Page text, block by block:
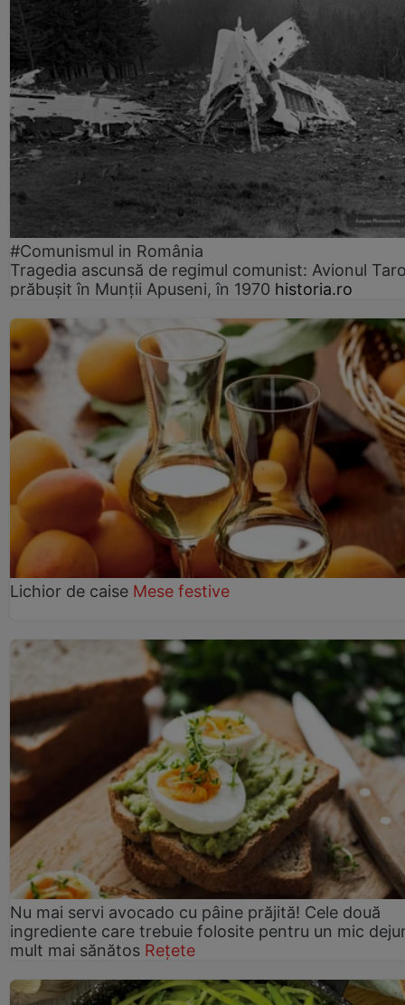
#Comunismul in România
Tragedia ascunsă de regimul comunist: Avionul
prăbușit în Munții Apuseni, în 1970 historia.ro
Lichior de caise Mese festive
Nu mai servi avocado cu pâine prăjită! Cele două
ingrediente care trebuie folosite pentru un mic
mult mai sănătos Rețete